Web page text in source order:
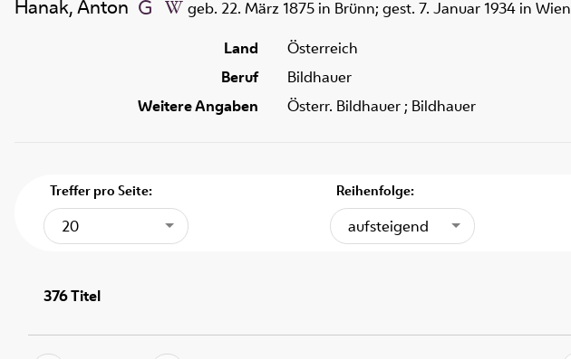
Hanak, Anton
geb. 22. März 1875 in Brünn; gest. 7. Januar 1934 in Wien
Land
Österreich
Beruf
Bildhauer
Weitere Angaben
Österr. Bildhauer ; Bildhauer
Treffer pro Seite:
20
Reihenfolge:
aufsteigend
376Titel